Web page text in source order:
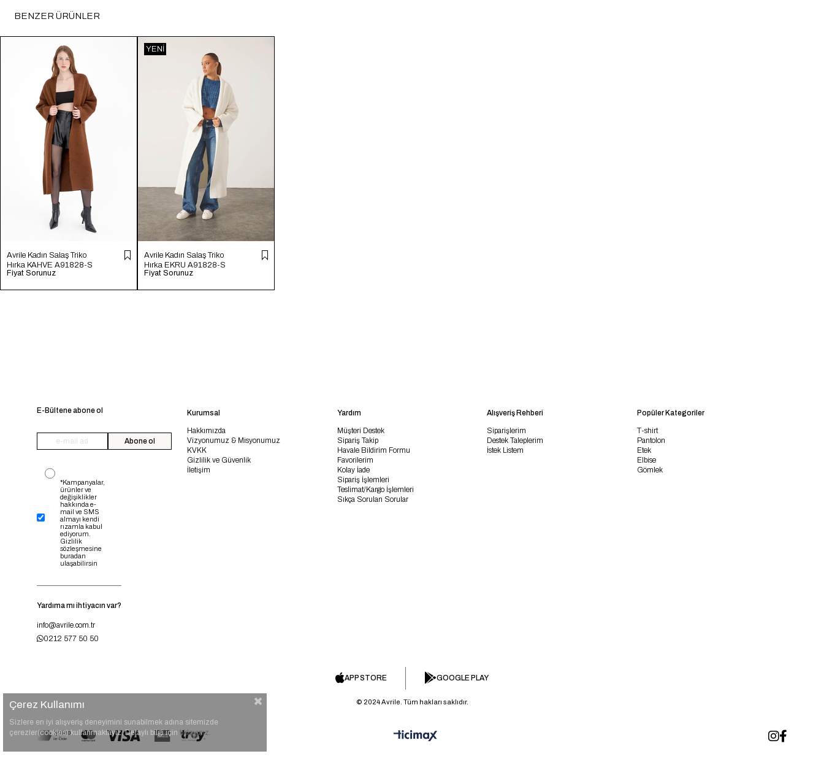
BENZER ÜRÜNLER
Avrile Kadın Salaş Triko
Hırka KAHVE A91828-S
Fiyat Sorunuz
Avrile Kadın Salaş Triko
Hırka EKRU A91828-S
Fiyat Sorunuz
YENI
E-Bültene abone ol
Abone ol
*Kampanyalar,
ürünler ve
değişiklikler
hakkında e-
mail ve SMS
almayı kendi
rızamla kabul
ediyorum.
Gizlilik
sözleşmesine
buradan
ulaşabilirsin
Yardıma mı ihtiyacın var?
info@avrile.com.tr
0212 577 50 50
Kurumsal
Hakkımızda
Vizyonumuz & Misyonumuz
KVKK
Gizlilik ve Güvenlik
İletişim
Yardım
Müşteri Destek
Sipariş Takip
Havale Bildirim Formu
Favorilerim
Kolay İade
Sipariş İşlemleri
Teslimat/Kargo İşlemleri
Sıkça Sorulan Sorular
Alışveriş Rehberi
Siparişlerim
Destek Taleplerim
İstek Listem
Popüler Kategoriler
T-shirt
Pantolon
Etek
Elbise
Gömlek
APP STORE GOOGLE PLAY
© 2024 Avrile. Tüm hakları saklıdır.
Çerez Kullanımı
Sizlere en iyi alışveriş deneyimini sunabilmek adına sitemizde
çerezler(cookies) kullanmaktayız. Detaylı bilgi için tıklayınız.